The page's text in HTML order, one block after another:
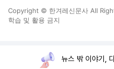
Copyright © 한겨레신문사 All
학습 및 활용 금지
뉴스 밖 이야기,